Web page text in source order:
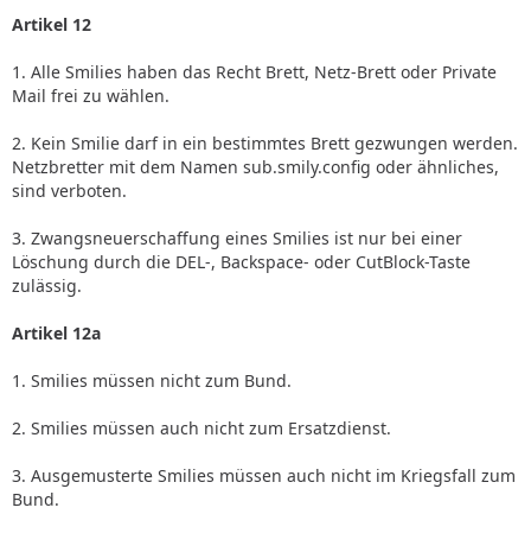
Artikel 12
1. Alle Smilies haben das Recht Brett, Netz-Brett oder Private
Mail frei zu wählen.
2. Kein Smilie darf in ein bestimmtes Brett gezwungen werden.
Netzbretter mit dem Namen sub.smily.config oder ähnliches,
sind verboten.
3. Zwangsneuerschaffung eines Smilies ist nur bei einer
Löschung durch die DEL-, Backspace- oder CutBlock-Taste
zulässig.
Artikel 12a
1. Smilies müssen nicht zum Bund.
2. Smilies müssen auch nicht zum Ersatzdienst.
3. Ausgemusterte Smilies müssen auch nicht im Kriegsfall zum
Bund.